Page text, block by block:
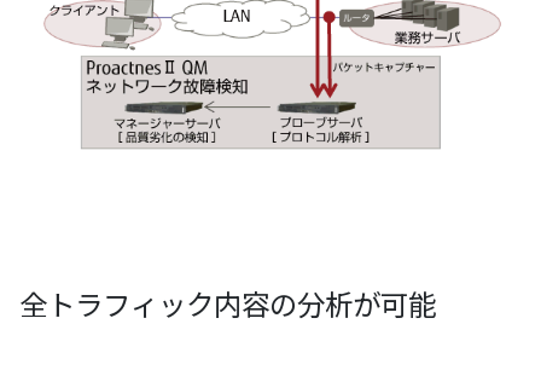
全トラフィック内容の分析が可能